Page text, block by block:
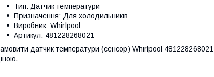
Тип: Датчик температури
Призначення: Для холодильників
Виробник: Whirlpool
Артикул: 481228268021
датчик температури (сенсор) Whirlpool